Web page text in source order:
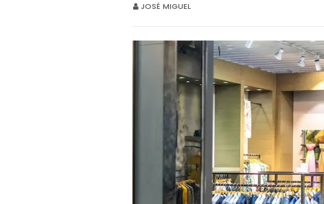
JOSÉ MIGUEL